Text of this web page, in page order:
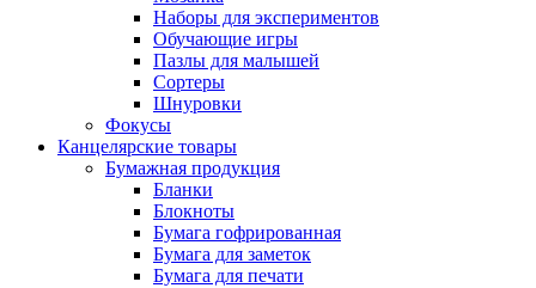
Наборы для экспериментов
Обучающие игры
Пазлы для малышей
Сортеры
Шнуровки
Фокусы
Канцелярские товары
Бумажная продукция
Бланки
Блокноты
Бумага гофрированная
Бумага для заметок
Бумага для печати